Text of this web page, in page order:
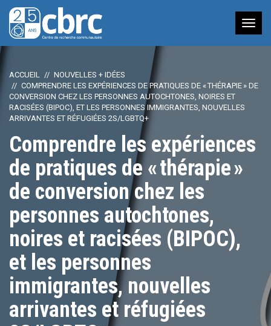
à
ACCUEIL
NOUVELLES + IDÉES
COMPRENDRE LES EXPÉRIENCES DE PRATIQUES DE « THÉRAPIE » DE
CONVERSION CHEZ LES PERSONNES AUTOCHTONES, NOIRES ET
RACISÉES (BIPOC), ET LES PERSONNES IMMIGRANTES, NOUVELLES
ARRIVANTES ET RÉFUGIÉES 2S/LGBTQ+
Comprendre les expériences
de pratiques de « thérapie »
de conversion chez les
personnes autochtones,
noires et racisées (BIPOC),
et les personnes
immigrantes, nouvelles
arrivantes et réfugiées